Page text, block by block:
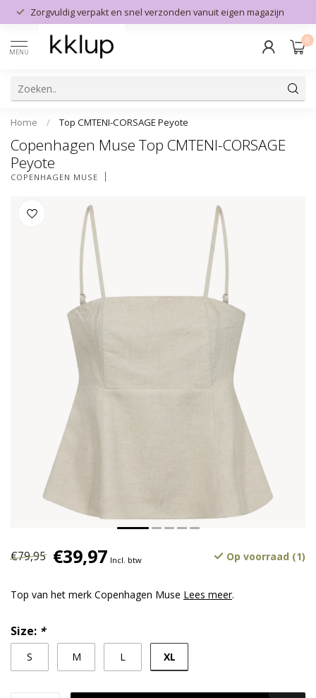
Zorgvuldig verpakt en snel verzonden vanuit eigen magazijn
MENU
0
Home / Top CMTENI-CORSAGE Peyote
Copenhagen Muse Top CMTENI-CORSAGE
Peyote
COPENHAGEN MUSE
€79,95 €39,97 Incl. btw Op voorraad (1)
Top van het merk Copenhagen Muse Lees meer.
Size: *
S M L XL